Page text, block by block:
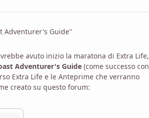
Adventurer's Guide"
avuto inizio la maratona di Extra Life,
Adventurer's Guide (come successo con
Extra Life e le Anteprime che verranno
creato su questo forum: